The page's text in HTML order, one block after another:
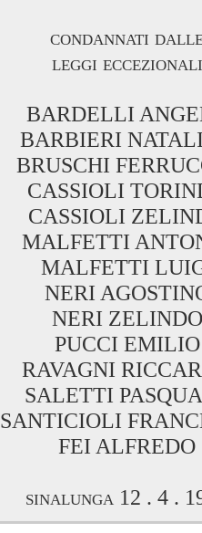
condannati
leggi eccezionali
BARDELLI
BARBIERI
BRUSCHI
CASSIOLI
CASSIOLI
MALFETTI
MALFETTI
NERI
NERI ZELINDO
PUCCI EMILIO
RAVAGNI
SALETTI
SANTICIOLI
FEI ALFREDO
sinalunga 12 . 4 .